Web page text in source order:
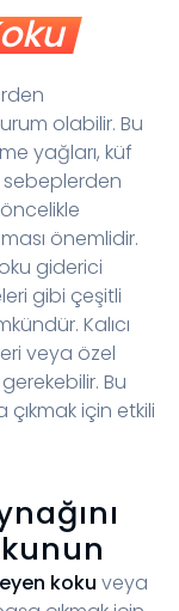
olabilir. Bu
yağları, küf
sebeplerden
önemlidir.
giderici
gibi çeşitli
Kalıcı
veya özel
Bu
çıkmak için etkili
koku veya